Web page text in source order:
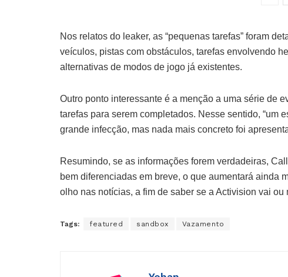
Nos relatos do leaker, as “pequenas tarefas” foram
veículos, pistas com obstáculos, tarefas envolvendo
alternativas de modos de jogo já existentes.
Outro ponto interessante é a menção a uma série de
tarefas para serem completados. Nesse sentido, “um
grande infecção, mas nada mais concreto foi
Resumindo, se as informações forem verdadeiras,
bem diferenciadas em breve, o que aumentará ainda
olho nas notícias, a fim de saber se a Activision vai
Tags: featured sandbox Vazamento